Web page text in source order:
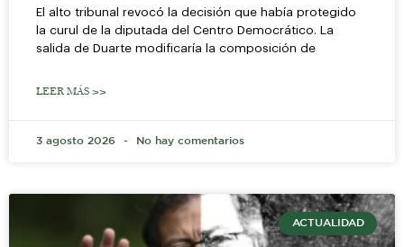
El alto tribunal revocó la decisión que había protegido
la curul de la diputada del Centro Democrático. La
salida de Duarte modificaría la composición de
LEER MÁS >>
3 agosto 2026 No hay comentarios
ACTUALIDAD